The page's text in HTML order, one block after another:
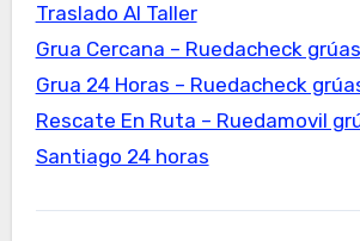
Traslado Al Taller
Grua Cercana – Ruedacheck
Grua 24 Horas – Ruedacheck
Rescate En Ruta – Ruedamovil
Santiago 24 horas